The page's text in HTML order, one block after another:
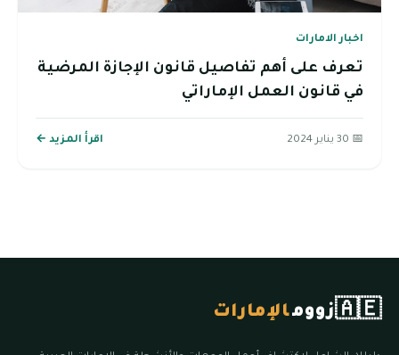
اخبار الامارات
تعرف على أهم تفاصيل قانون الإجازة المرضية
في قانون العمل الإماراتي
📅 30 يناير 2024 اقرأ المزيد ←
🇦🇪زوومالإمارات